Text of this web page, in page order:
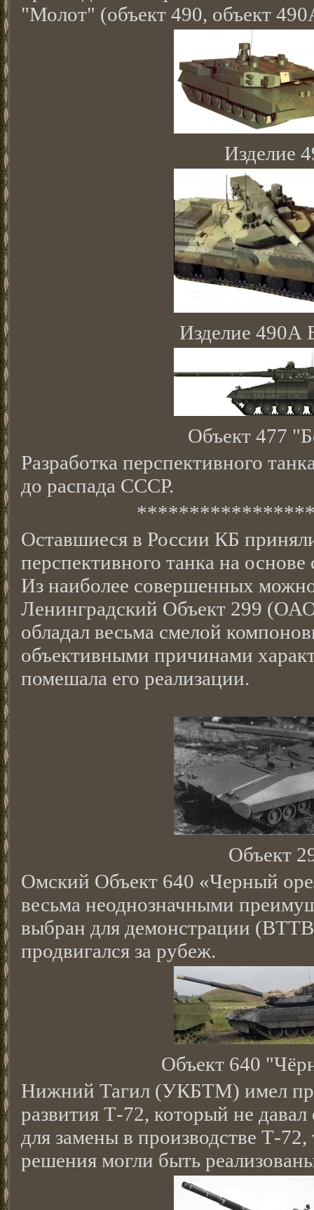
"Молот" (объект 490, объект
Изделие
Изделие 490А
Объект 477
Разработка перспективного
до распада СССР.
Оставшиеся в России КБ
перспективного танка на
Из наиболее совершенных
Ленинградский Объект 299
обладал весьма смелой
объективными причинами
помешала его реализации.
Объект
Омский Объект 640 «Черный
весьма неоднозначными
выбран для демонстрации
продвигался за рубеж.
Объект 640
Нижний Тагил (УКБТМ) имел
развития Т-72, который не
для замены в производстве Т-
решения могли быть